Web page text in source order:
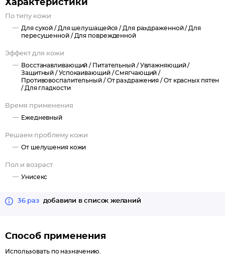
Характеристики
По типу кожи
Для сухой / Для шелушащейся / Для раздраженной / Для
пересушенной / Для поврежденной
Эффект для кожи
Восстанавливающий / Питательный /Увлажняющий /
Защитный /Успокаивающий /Смягчающий /
Противовоспалительный /От раздражения /От красных пятен
/ Для гладкости
Время применения
Ежедневный
Решаем проблему кожи
От шелушения кожи
Пол и возраст
Унисекс
36 раз добавили в список желаний
Способ применения
Использовать по назначению.